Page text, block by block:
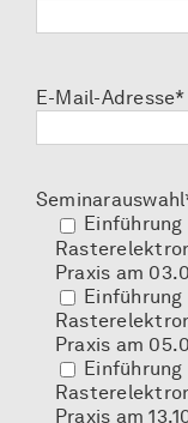
E-Mail-Adresse*
Einführung
Praxis am
Einführung
Praxis am
Einführung
Praxis am